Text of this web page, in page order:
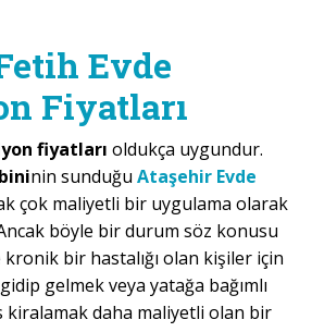
Evde
Fiyatları
fiyatları oldukça uygundur.
nin sunduğu Ataşehir Evde
çok maliyetli bir uygulama olarak
böyle bir durum söz konusu
bir hastalığı olan kişiler için
gelmek veya yatağa bağımlı
kiralamak daha maliyetli olan bir